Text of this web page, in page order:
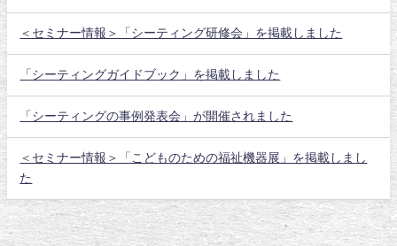
＜セミナー情報＞「シーティング研修会」を掲載しました
「シーティングガイドブック」を掲載しました
「シーティングの事例発表会」が開催されました
＜セミナー情報＞「こどものための福祉機器展」を掲載しまし
た